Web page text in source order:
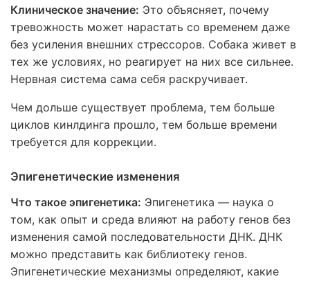
Клиническое значение: Это объясняет, почему
тревожность может нарастать со временем даже
без усиления внешних стрессоров. Собака живет в
тех же условиях, но реагирует на них все сильнее.
Нервная система сама себя раскручивает.
Чем дольше существует проблема, тем больше
циклов кинлдинга прошло, тем больше времени
требуется для коррекции.
Эпигенетические изменения
Что такое эпигенетика: Эпигенетика — наука о
том, как опыт и среда влияют на работу генов без
изменения самой последовательности ДНК. ДНК
можно представить как библиотеку генов.
Эпигенетические механизмы определяют, какие